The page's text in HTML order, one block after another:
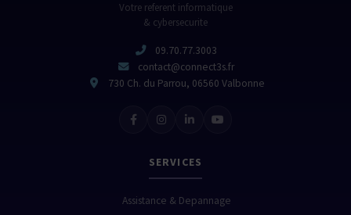
Votre referent informatique
& cybersecurite
09.70.77.3003
contact@connect3s.fr
730 Ch. du Parrou, 06560 Valbonne
SERVICES
Assistance & Depannage